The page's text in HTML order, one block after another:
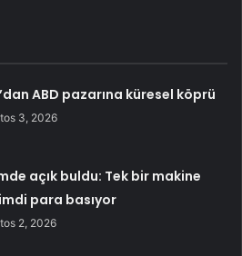
ABD pazarına küresel köprü
3, 2026
açık buldu: Tek bir makine
para basıyor
2, 2026